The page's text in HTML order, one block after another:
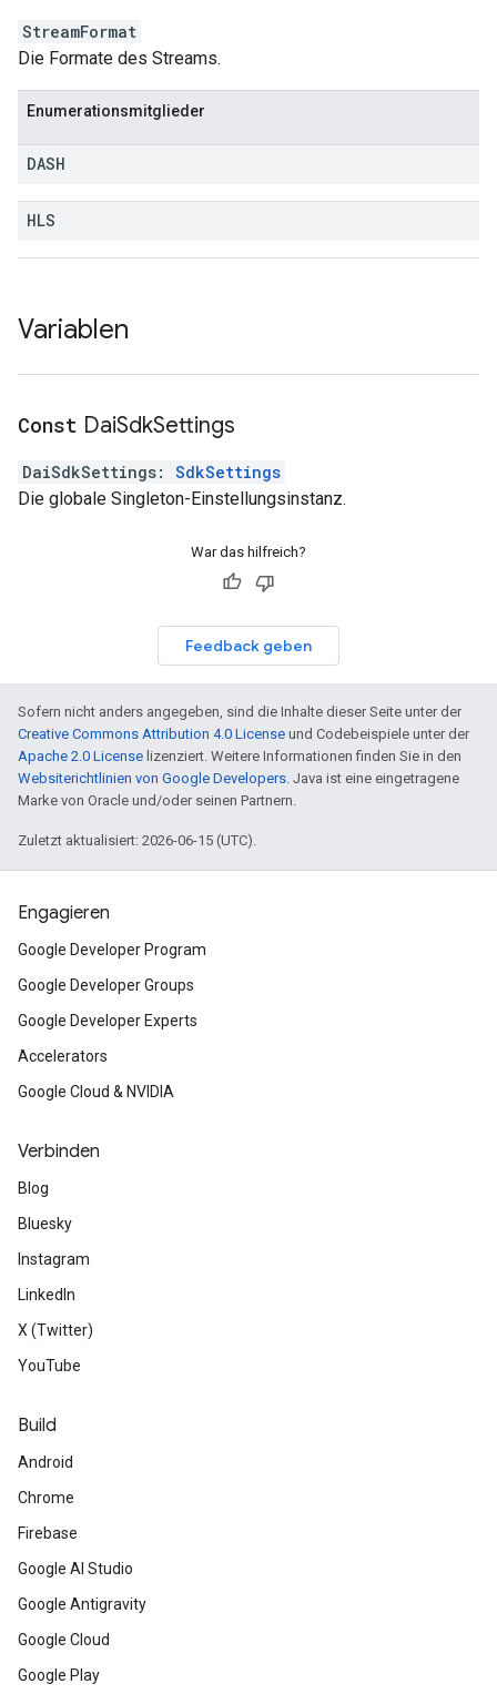
StreamFormat
Die Formate des Streams.
Enumerationsmitglieder
DASH
HLS
Variablen
Const DaiSdkSettings
DaiSdkSettings:
SdkSettings
Die globale Singleton-Einstellungsinstanz.
War das hilfreich?
Feedback geben
Sofern nicht anders angegeben, sind die Inhalte dieser Seite unter der
Creative Commons Attribution 4.0 License und Codebeispiele unter der
Apache 2.0 License lizenziert. Weitere Informationen finden Sie in den
Websiterichtlinien von Google Developers. Java ist eine eingetragene
Marke von Oracle und/oder seinen Partnern.
Zuletzt aktualisiert: 2026-06-15 (UTC).
Engagieren
Google Developer Program
Google Developer Groups
Google Developer Experts
Accelerators
Google Cloud & NVIDIA
Verbinden
Blog
Bluesky
Instagram
LinkedIn
X (Twitter)
YouTube
Build
Android
Chrome
Firebase
Google AI Studio
Google Antigravity
Google Cloud
Google Play